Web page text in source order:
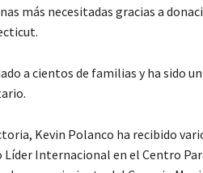
más necesitadas gracias a
a cientos de familias y ha sido
Kevin Polanco ha recibido
Internacional en el Centro